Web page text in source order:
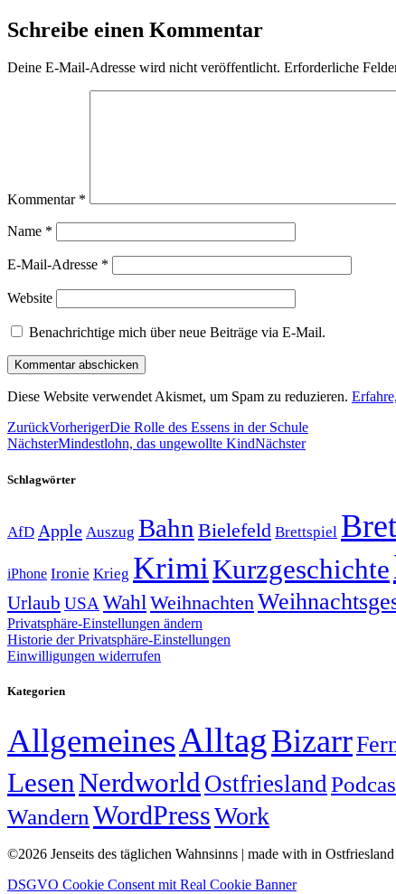
Schreibe einen Kommentar
Deine E-Mail-Adresse wird nicht veröffentlicht. Erforderliche
Kommentar *
Name *
E-Mail-Adresse *
Website
Benachrichtige mich über neue Beiträge via E-Mail.
Diese Website verwendet Akismet, um Spam zu reduzieren.
ZurückVorherigerDie Rolle des Essens in der Schule
NächsterMindestlohn, das ungewollte KindNächster
Schlagwörter
AfD Apple Auszug Bahn Bielefeld Brettspiel
iPhone Ironie Krieg KrimiKurzgeschichte
Urlaub USA Wahl Weihnachten
Privatsphäre-Einstellungen ändern
Historie der Privatsphäre-Einstellungen
Einwilligungen widerrufen
Kategorien
AllgemeinesAlltagBizarr
LesenNerdworld Ostfriesland
Wandern WordPressWork
©2026 Jenseits des täglichen Wahnsinns | made with in Ostfriesland
DSGVO Cookie Consent mit Real Cookie Banner